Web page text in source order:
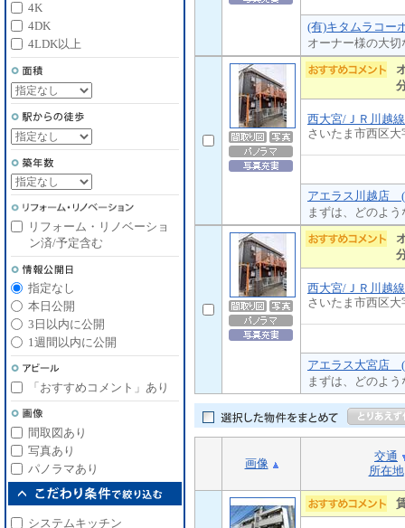
(有)キタムラコー
オーナー様の大
西大宮/ＪＲ川越線
さいたま市西区大
アエラス川越店 (
まずは、どのよ
西大宮/ＪＲ川越線
さいたま市西区大
アエラス大宮店 (
まずは、どのよ
画像
交通
所在地
4K
4DK
4LDK以上
リフォーム・リノベーショ
ン済/予定含む
指定なし
本日公開
3日以内に公開
1週間以内に公開
「おすすめコメント」あり
間取図あり
写真あり
パノラマあり
システムキッチン